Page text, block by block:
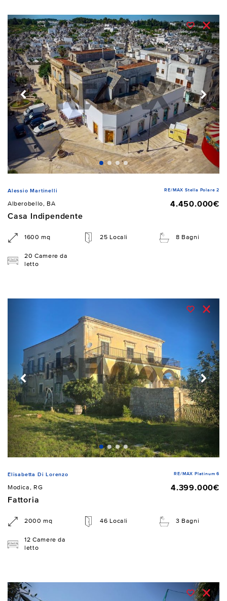
Alessio Martinelli RE/MAX Stella Polare 2
Alberobello, BA
4.450.000€
Casa Indipendente
1600 mq 25 Locali 8 Bagni
20 Camere da
letto
Elisabetta Di Lorenzo RE/MAX Platinum 6
Modica, RG
4.399.000€
Fattoria
2000 mq 46 Locali 3 Bagni
12 Camere da
letto